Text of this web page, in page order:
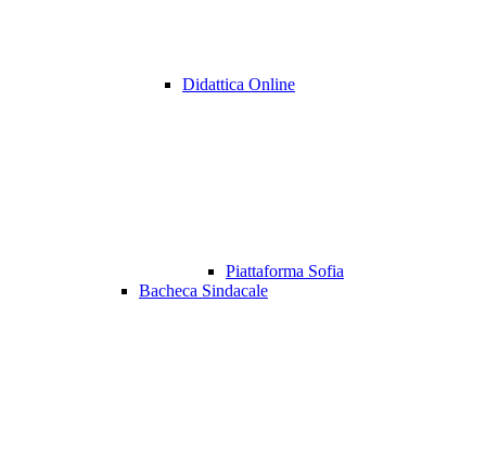
Didattica Online
Piattaforma Sofia
Bacheca Sindacale